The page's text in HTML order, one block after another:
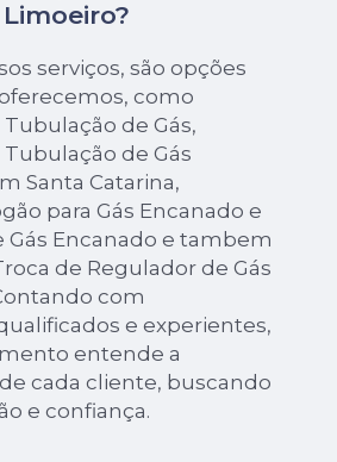
serviços, são opções
como
de Gás,
de Gás
Santa Catarina,
para Gás Encanado e
Gás Encanado e tambem
de Regulador de Gás
com
e experientes,
entende a
cada cliente, buscando
e confiança.